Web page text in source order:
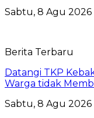
Sabtu, 8 Agu 2026
Berita Terbaru
Datangi TKP
Warga tidak
Sabtu, 8 Agu 2026